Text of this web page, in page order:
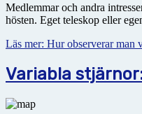
Medlemmar och andra
hösten. Eget teleskop eller
Läs mer: Hur observerar man
Variabla